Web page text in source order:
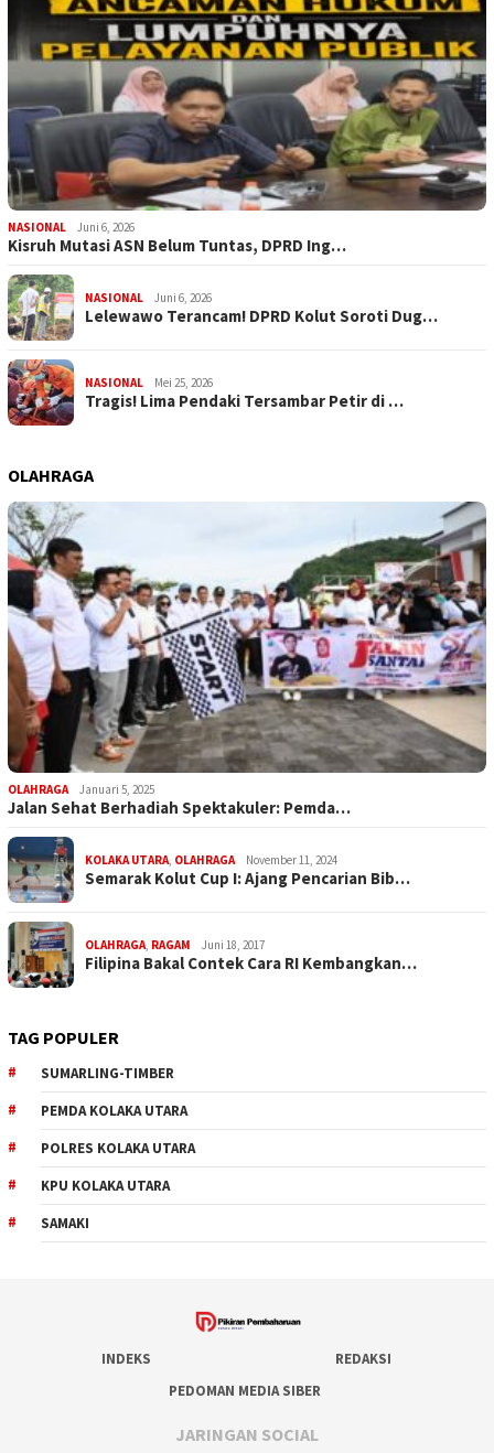
NASIONAL Juni 6, 2026
Kisruh Mutasi ASN Belum Tuntas, DPRD Ing…
NASIONAL Juni 6, 2026
Lelewawo Terancam! DPRD Kolut Soroti Dug…
NASIONAL Mei 25, 2026
Tragis! Lima Pendaki Tersambar Petir di …
OLAHRAGA
OLAHRAGA Januari 5, 2025
Jalan Sehat Berhadiah Spektakuler: Pemda…
KOLAKA UTARA, OLAHRAGA November 11, 2024
Semarak Kolut Cup I: Ajang Pencarian Bib…
OLAHRAGA, RAGAM Juni 18, 2017
Filipina Bakal Contek Cara RI Kembangkan…
TAG POPULER
SUMARLING-TIMBER
PEMDA KOLAKA UTARA
POLRES KOLAKA UTARA
KPU KOLAKA UTARA
SAMAKI
INDEKS
REDAKSI
PEDOMAN MEDIA SIBER
JARINGAN SOCIAL